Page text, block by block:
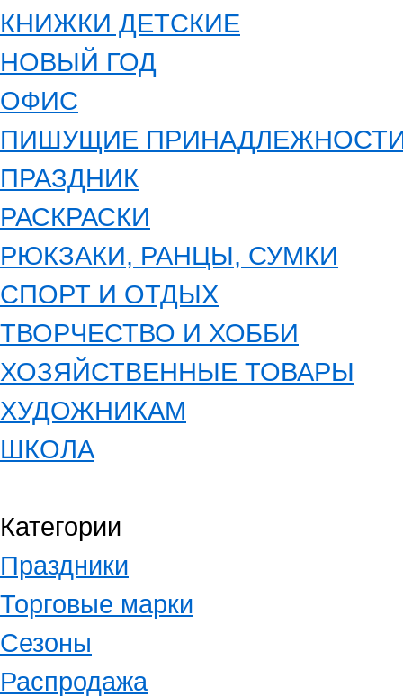
КНИЖКИ ДЕТСКИЕ
НОВЫЙ ГОД
ОФИС
ПИШУЩИЕ
ПРАЗДНИК
РАСКРАСКИ
РЮКЗАКИ, РАНЦЫ, СУМКИ
СПОРТ И ОТДЫХ
ТВОРЧЕСТВО И ХОББИ
ХОЗЯЙСТВЕННЫЕ ТОВАРЫ
ХУДОЖНИКАМ
ШКОЛА
Категории
Праздники
Торговые марки
Сезоны
Распродажа